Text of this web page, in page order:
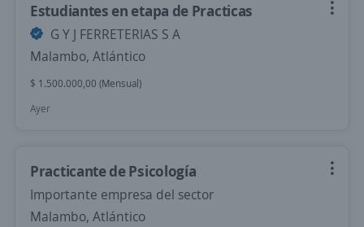
Estudiantes en etapa de Practicas
G Y J FERRETERIAS S A
Malambo, Atlántico
$ 1.500.000,00 (Mensual)
Ayer
Practicante de Psicología
Importante empresa del sector
Malambo, Atlántico